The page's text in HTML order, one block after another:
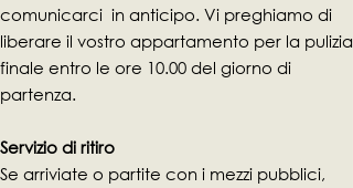
comunicarci in anticipo. Vi preghiamo di
liberare il vostro appartamento per la pulizia
finale entro le ore 10.00 del giorno di
partenza.
Servizio di ritiro
Se arriviate o partite con i mezzi pubblici,